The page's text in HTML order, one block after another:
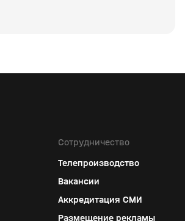
Сотрудничество
Телепроизводство
Вакансии
Аккредитация СМИ
Размещение рекламы